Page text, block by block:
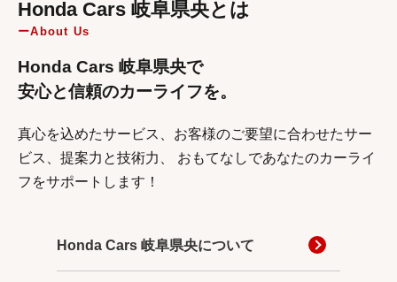
Honda Cars 岐阜県央とは
About Us
Honda Cars 岐阜県央で
安心と信頼のカーライフを。
真心を込めたサービス、お客様のご要望に合わせたサー
ビス、提案力と技術力、
おもてなしであなたのカーライ
フをサポートします！
Honda Cars 岐阜県央について